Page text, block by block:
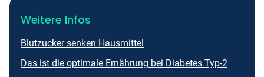
Weitere Infos
Blutzucker senken Hausmittel
Das ist die optimale Ernährung bei Diabetes Typ-2